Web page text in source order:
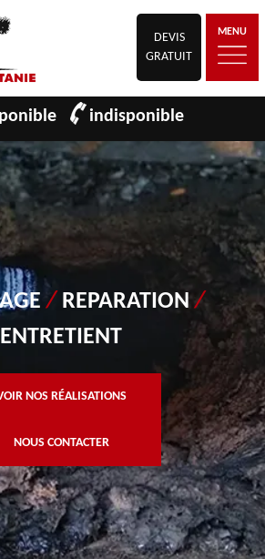
DEVIS
GRATUIT
MENU
indisponible
/ REPARATION/
ENTRETIENT
NOS RÉALISATIONS
NOUS CONTACTER